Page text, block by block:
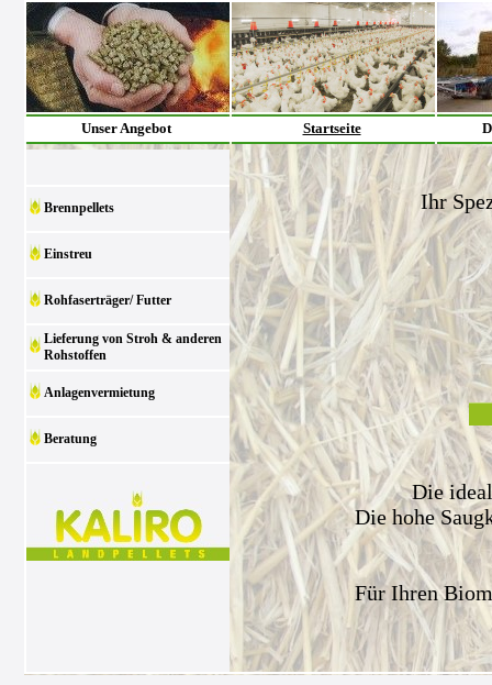
Unser Angebot Startseite
Brennpellets
Einstreu
Rohfaserträger/ Futter
Lieferung von Stroh & anderen
Rohstoffen
Anlagenvermietung
Beratung
Ihr
Die
Die hohe
Für Ihren